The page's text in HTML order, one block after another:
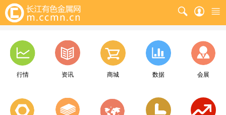
行情 资讯 商城 数据 会展